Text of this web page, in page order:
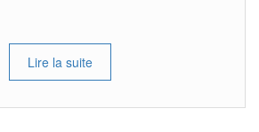
Lire la suite